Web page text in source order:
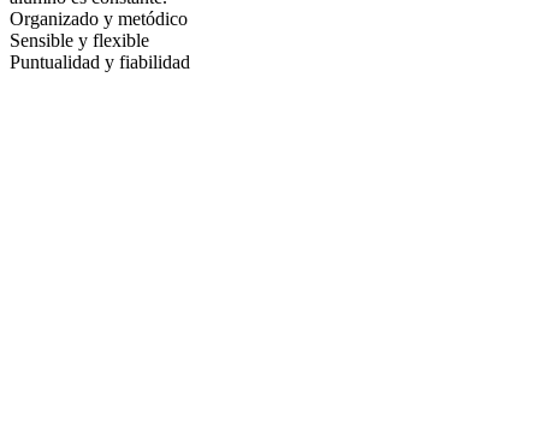
Organizado y metódico
Sensible y flexible
Puntualidad y fiabilidad